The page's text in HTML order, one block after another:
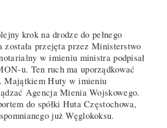
krok na drodze do pełnego
została przejęta przez Ministerstwo
w imieniu ministra podpisał
u. Ten ruch ma uporządkować
Majątkiem Huty w imieniu
Agencja Mienia Wojskowego.
do spółki Huta Częstochowa,
już Węglokoksu.